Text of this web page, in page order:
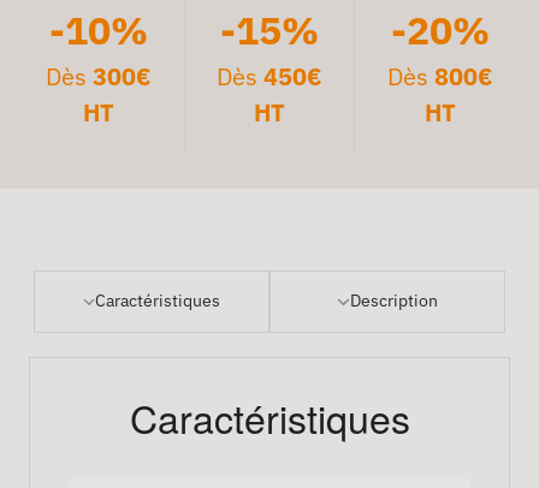
-10%
Dès300€
HT
-15%
Dès 450€
HT
-20%
Dès 800€
HT
Caractéristiques Description
Caractéristiques